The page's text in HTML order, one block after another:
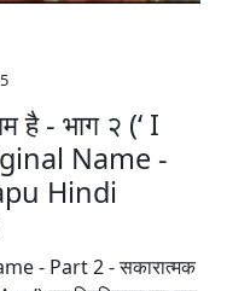
है - भाग २ (‘ I
Name -
Hindi‬
- Part 2 - सकारात्मक